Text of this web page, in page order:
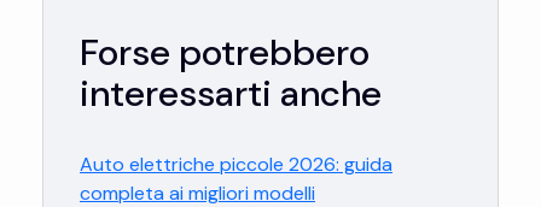
Forse potrebbero
interessarti anche
Auto elettriche piccole 2026: guida
completa ai migliori modelli